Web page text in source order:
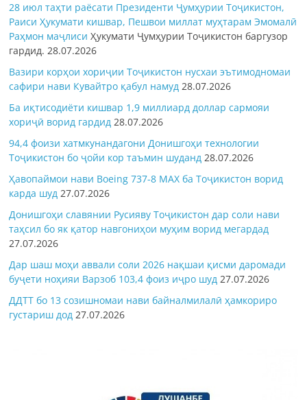
28 июл таҳти раёсати Президенти Ҷумҳурии Тоҷикистон,
Раиси Ҳукумати кишвар, Пешвои миллат муҳтарам Эмомалӣ
Раҳмон маҷлисиҲукумати Ҷумҳурии Тоҷикистон баргузор
гардид.28.07.2026
Вазири корҳои хориҷии Тоҷикистон нусхаи эътимодномаи
сафири нави Кувайтро қабул намуд 28.07.2026
Ба иқтисодиёти кишвар 1,9 миллиард доллар сармояи
хориҷӣ ворид гардид 28.07.2026
94,4 фоизи хатмкунандагони Донишгоҳи технологии
Тоҷикистон бо ҷойи кор таъмин шуданд 28.07.2026
Ҳавопаймои нави Boeing 737-8 MAX ба Тоҷикистон ворид
карда шуд 27.07.2026
Донишгоҳи славянии Русияву Тоҷикистон дар соли нави
таҳсил бо як қатор навгониҳои муҳим ворид мегардад
27.07.2026
Дар шаш моҳи аввали соли 2026 нақшаи қисми даромади
буҷети ноҳияи Варзоб 103,4 фоиз иҷро шуд 27.07.2026
ДДТТ бо 13 созишномаи нави байналмилалӣ ҳамкориро
густариш дод 27.07.2026